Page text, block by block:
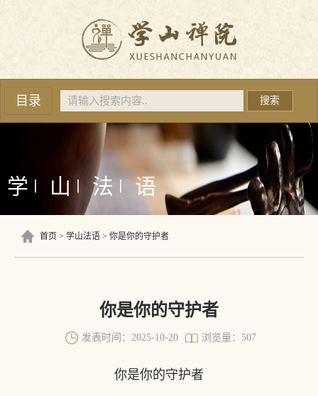
目录 搜索
学 山 法 语
首页 学山法语 你是你的守护者
你是你的守护者
发表时间：2025-10-20 浏览量：507
你是你的守护者